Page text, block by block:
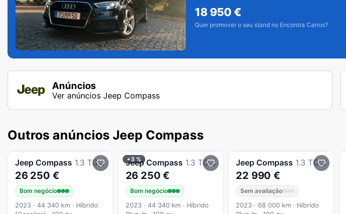
18 950€
Quer promover o seu stand no Encontra Carros?
Anúncios
Ver anúncios Jeep Compass
Outros anúncios Jeep Compass
Jeep Compass 1.3 TG Limited
26 250 €
Bom negócio
2023 · 44 340 km · Híbrido
+3 %
Jeep Compass 1.3 TG Limited
26 250 €
Bom negócio
2023 · 44 340 km · Híbrido
Jeep Compass 1.3 TG Limited
22 990 €
Sem avaliação
2023 · 68 000 km · Híbrido